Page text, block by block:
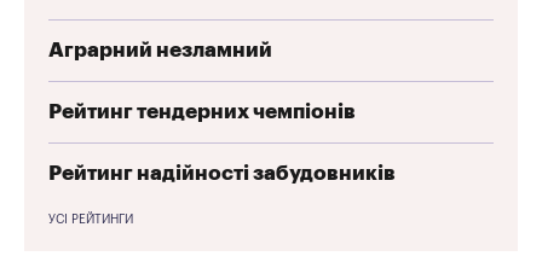
Аграрний незламний
Рейтинг тендерних чемпіонів
Рейтинг надійності забудовників
УСІ РЕЙТИНГИ